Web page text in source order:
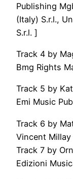
Publishing
(Italy) S.r.l.,
S.r.l. ]
Track 4 by
Bmg Rights
Track 5 by
Emi Music
Track 6 by
Vincent Millay
Track 7 by
Edizioni